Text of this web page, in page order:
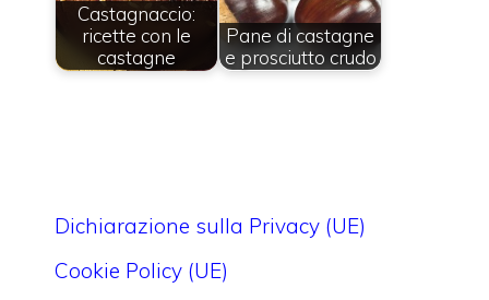
Castagnaccio:
ricette con le
castagne
Pane di castagne
e prosciutto crudo
Dichiarazione sulla Privacy (UE)
Cookie Policy (UE)